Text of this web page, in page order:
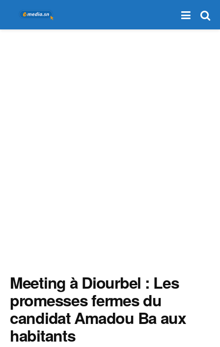
Meeting à Diourbel : Les
promesses fermes du
candidat Amadou Ba aux
habitants